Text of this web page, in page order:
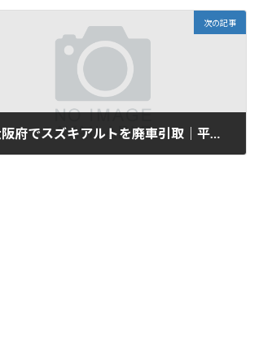
次の記事
「大阪府でスズキアルトを廃車引取｜平成30年式・5万km」